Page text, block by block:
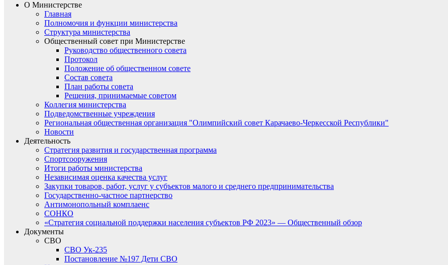
О Министерстве
Главная
Полномочия и функции министерства
Структура министерства
Общественный совет при Министерстве
Руководство общественного совета
Протокол
Положение об общественном совете
Состав совета
План работы совета
Решения, принимаемые советом
Коллегия министерства
Подведомственные учреждения
Региональная общественная организация "Олимпийский совет Карачаево-Черкесской Республики"
Новости
Деятельность
Стратегия развития и государственная программа
Спортсооружения
Итоги работы министерства
Независимая оценка качества услуг
Закупки товаров, работ, услуг у субъектов малого и среднего предпринимательства
Государственно-частное партнерство
Антимонопольный комплаенс
СОНКО
«Стратегия социальной поддержки населения субъектов РФ 2023» — Общественный обзор
Документы
СВО
СВО Ук-235
Постановление №197 Дети СВО